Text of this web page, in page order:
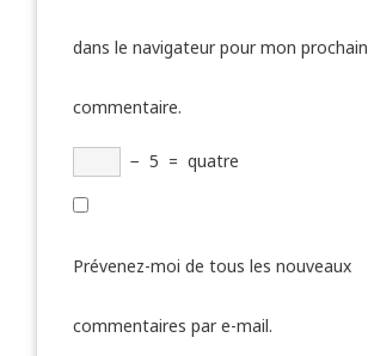
dans le navigateur pour mon prochain
commentaire.
− 5 = quatre
Prévenez-moi de tous les nouveaux
commentaires par e-mail.